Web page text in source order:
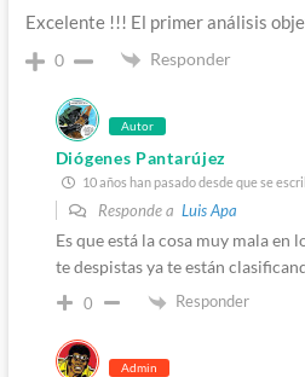
Excelente !!! El primer análisis
0 Responder
Autor
Diógenes Pantarújez
10 años han pasado desde que se
Responde a Luis Apa
Es que está la cosa muy mala en
te despistas ya te están
0 Responder
Admin